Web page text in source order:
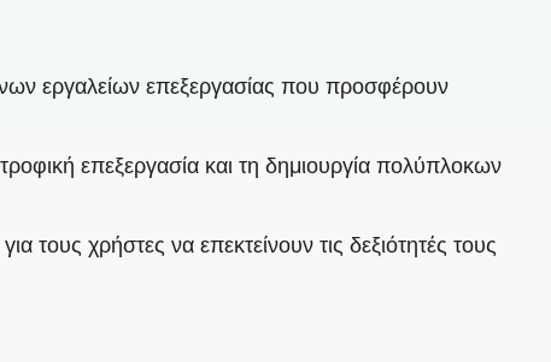
εργαλείων επεξεργασίας που προσφέρουν
επεξεργασία και τη δημιουργία πολύπλοκων
τους χρήστες να επεκτείνουν τις δεξιότητές τους